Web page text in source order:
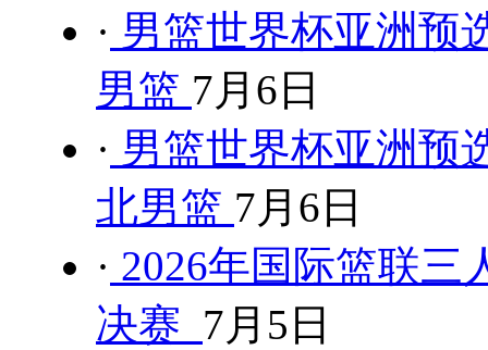
· 男篮世界杯亚洲预
男篮 7月6日
· 男篮世界杯亚洲预
北男篮 7月6日
· 2026年国际篮联三
决赛 7月5日